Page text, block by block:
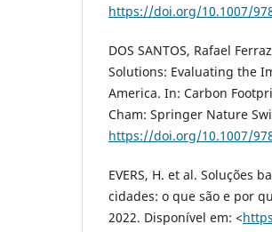
https://doi.org/10.1007/
DOS SANTOS, Rafael
Solutions: Evaluating the
America. In: Carbon
Cham: Springer Nature
https://doi.org/10.1007/
EVERS, H. et al. Soluções
cidades: o que são e por
2022. Disponível em: <